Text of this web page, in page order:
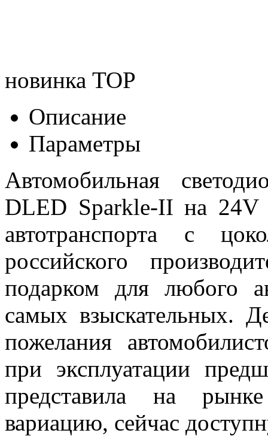
новинка TOP
Описание
Параметры
Автомобильная
DLED Sparkle-II на 24V
автотранспорта с
российского
подарком для любого
самых взыскательных.
пожелания
при эксплуатации
представила на
вариацию, сейчас